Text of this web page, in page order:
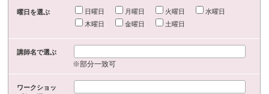
曜日を選ぶ 日曜日 月曜日 火曜日
水曜日
木曜日
金曜日 土曜日
講師名で選ぶ
※部分一致可
ワークショッ